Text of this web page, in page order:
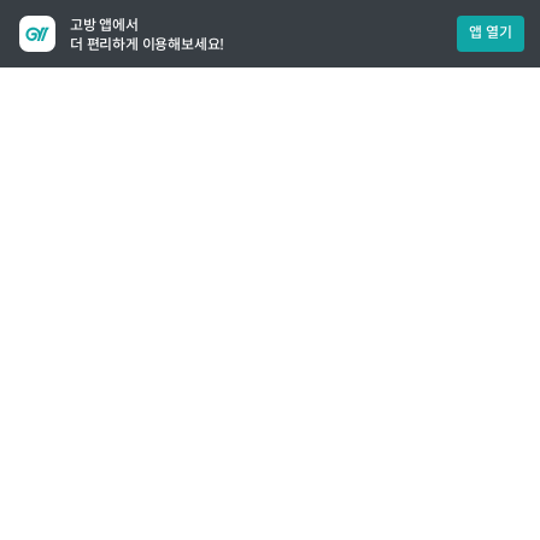
고방 앱에서
더 편리하게 이용해보세요!
앱 열기